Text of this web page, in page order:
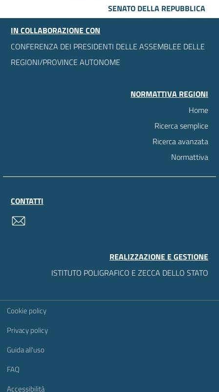
SENATO DELLA REPUBBLICA
IN COLLABORAZIONE CON
CONFERENZA DEI PRESIDENTI DELLE ASSEMBLEE DELLE
REGIONI/PROVINCE AUTONOME
NORMATTIVA REGIONI
Home
Ricerca semplice
Ricerca avanzata
Normattiva
CONTATTI
REALIZZAZIONE E GESTIONE
ISTITUTO POLIGRAFICO E ZECCA DELLO STATO
Sezione Link Utili
Cookie policy
Privacy policy
Guida all'uso
FAQ
Accessibilità